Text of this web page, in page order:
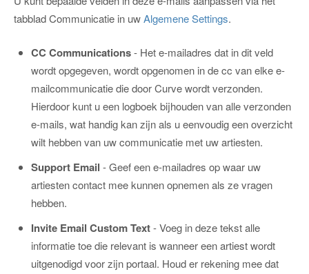
tabblad Communicatie in uwAlgemene Settings.
CC Communications- Het e-mailadres dat in dit veld
wordt opgegeven, wordt opgenomen in de cc van elke e-
mailcommunicatie die door Curve wordt verzonden.
Hierdoor kunt u een logboek bijhouden van alle verzonden
e-mails, wat handig kan zijn als u eenvoudig een overzicht
wilt hebben van uw communicatie met uw artiesten.
Support Email - Geef een e-mailadres op waar uw
artiesten contact mee kunnen opnemen als ze vragen
hebben.
Invite Email Custom Text- Voeg in deze tekst alle
informatie toe die relevant is wanneer een artiest wordt
uitgenodigd voor zijn portaal. Houd er rekening mee dat